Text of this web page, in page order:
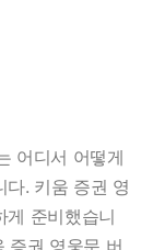
어디서 어떻게
다. 키움 증권 영
게 준비했습니
증권 영웅문 버